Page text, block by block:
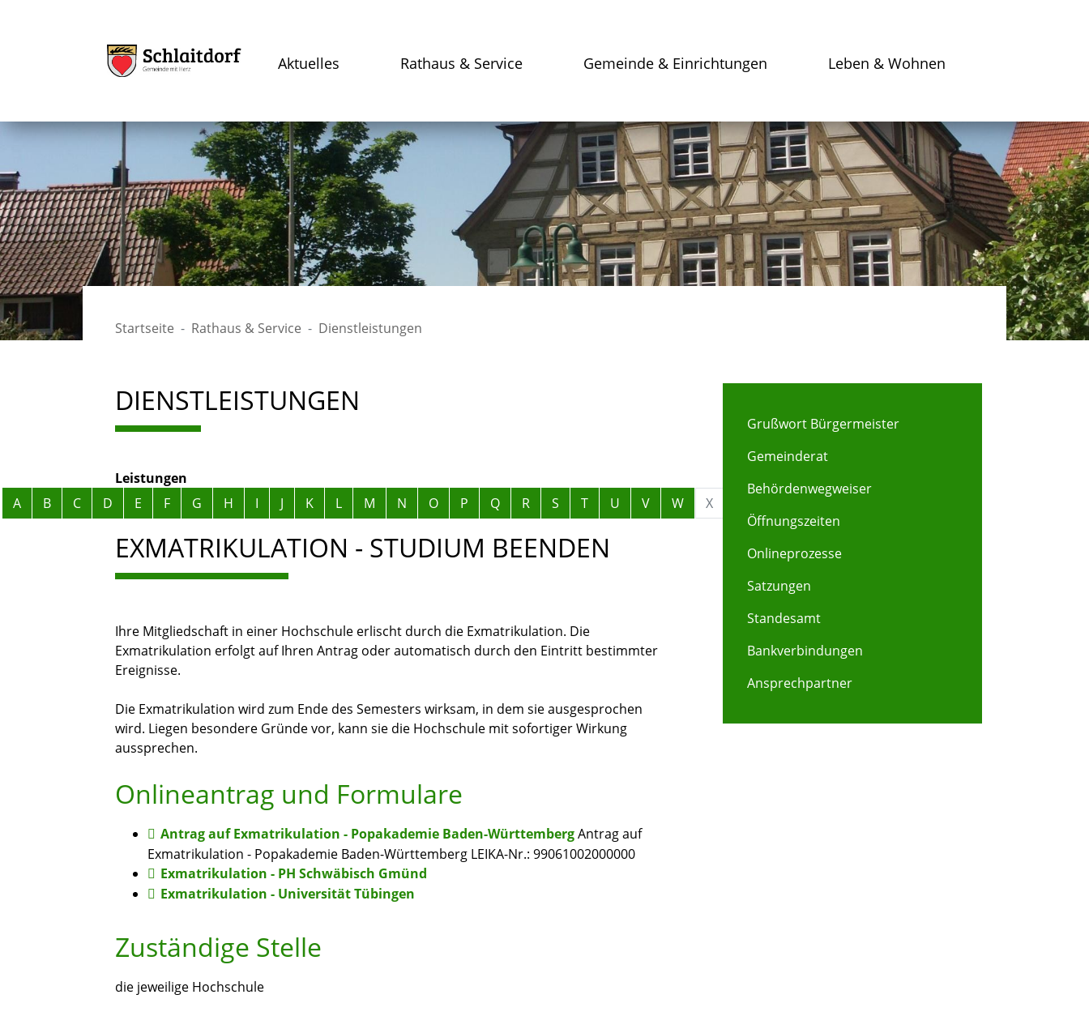
Aktuelles Rathaus & Service Gemeinde & Einrichtungen Leben & Wohnen
Startseite Rathaus & Service Dienstleistungen
DIENSTLEISTUNGEN
Leistungen
Alphabetisches Register überspringen
A B C D E F G H I J K L M N O P Q R S T U V W X
EXMATRIKULATION - STUDIUM BEENDEN
Ihre Mitgliedschaft in einer Hochschule erlischt durch die Exmatrikulation. Die
Exmatrikulation erfolgt auf Ihren Antrag oder automatisch durch den Eintritt bestimmter
Ereignisse.
Die Exmatrikulation wird zum Ende des Semesters wirksam, in dem sie ausgesprochen
wird. Liegen besondere Gründe vor, kann sie die Hochschule mit sofortiger Wirkung
aussprechen.
Onlineantrag und Formulare
Antrag auf Exmatrikulation - Popakademie Baden-Württemberg Antrag auf
Exmatrikulation - Popakademie Baden-Württemberg LEIKA-Nr.: 99061002000000
Exmatrikulation - PH Schwäbisch Gmünd
Exmatrikulation - Universität Tübingen
Zuständige Stelle
die jeweilige Hochschule
Grußwort Bürgermeister
Gemeinderat
Behördenwegweiser
Öffnungszeiten
Onlineprozesse
Satzungen
Standesamt
Bankverbindungen
Ansprechpartner